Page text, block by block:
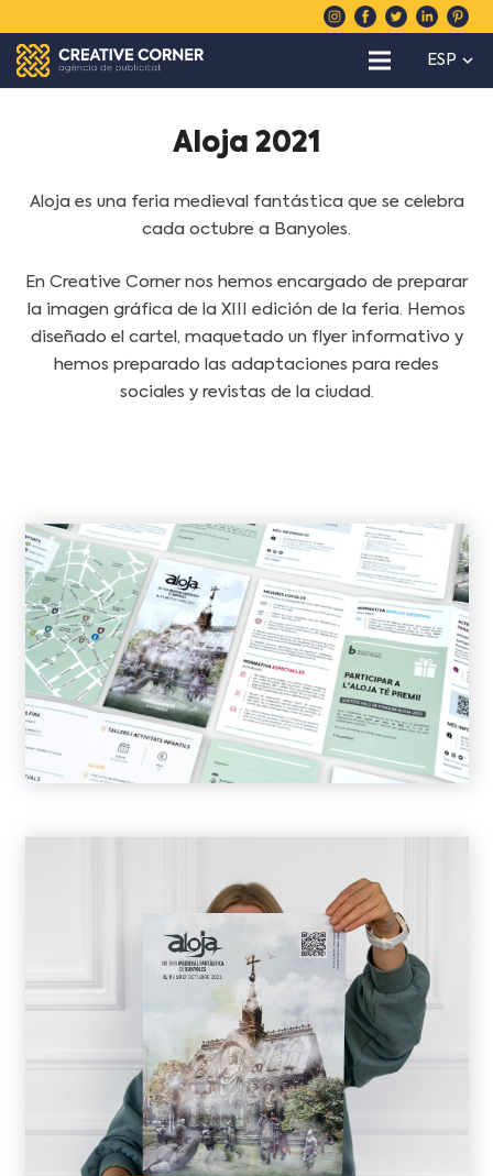
ESP
Aloja 2021
Aloja es una feria medieval fantástica que se celebra
cada octubre a Banyoles.
En Creative Corner nos hemos encargado de preparar
la imagen gráfica de la XIII edición de la feria. Hemos
diseñado el cartel, maquetado un flyer informativo y
hemos preparado las adaptaciones para redes
sociales y revistas de la ciudad.